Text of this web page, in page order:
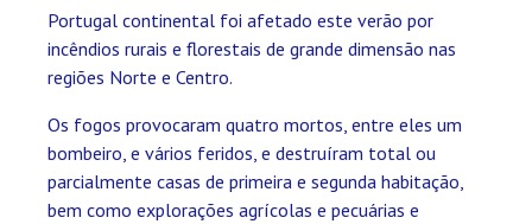
Portugal continental foi afetado este verão por
incêndios rurais e florestais de grande dimensão nas
regiões Norte e Centro.
Os fogos provocaram quatro mortos, entre eles um
bombeiro, e vários feridos, e destruíram total ou
parcialmente casas de primeira e segunda habitação,
bem como explorações agrícolas e pecuárias e